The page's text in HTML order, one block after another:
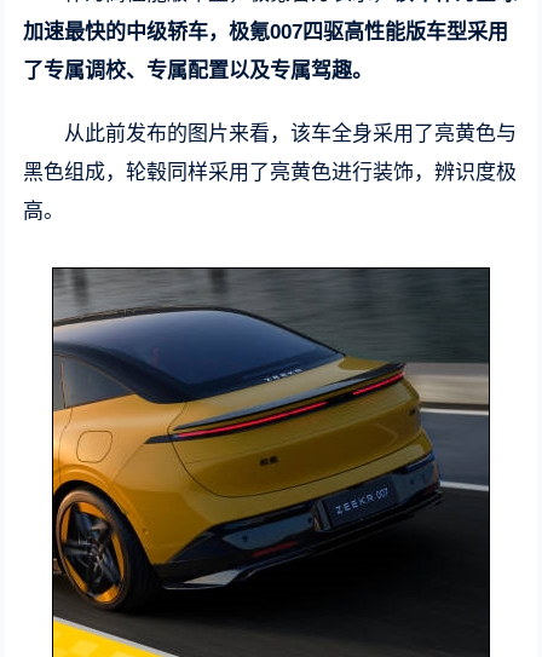
加速最快的中级轿车，极氪007四驱高性能版车型采用
了专属调校、专属配置以及专属驾趣。
从此前发布的图片来看，该车全身采用了亮黄色与
黑色组成，轮毂同样采用了亮黄色进行装饰，辨识度极
高。